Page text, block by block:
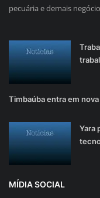
pecuária e demais
Timbaúba entra em
Yara
MÍDIA SOCIAL